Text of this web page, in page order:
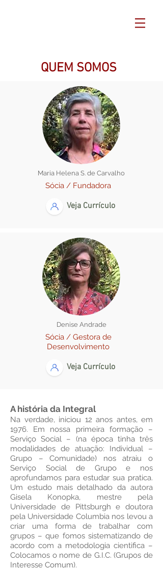
QUEM SOMOS
Maria Helena S. de Carvalho
Sócia / Fundadora
Veja Currículo
Denise Andrade
Sócia / Gestora de
Desenvolvimento
Veja Currículo
A história da Integral
Na verdade, iniciou 12 anos antes, em
1976. Em nossa primeira formação –
Serviço Social – (na época tinha três
modalidades de atuação: Individual –
Grupo – Comunidade) nos atraiu o
Serviço Social de Grupo e nos
aprofundamos para estudar sua pratica.
Um estudo mais detalhado da autora
Gisela Konopka, mestre pela
Universidade de Pittsburgh e doutora
pela Universidade Columbia nos levou a
criar uma forma de trabalhar com
grupos – que fomos sistematizando de
acordo com a metodologia cientifica –
Colocamos o nome de G.I.C. (Grupos de
Interesse Comum).